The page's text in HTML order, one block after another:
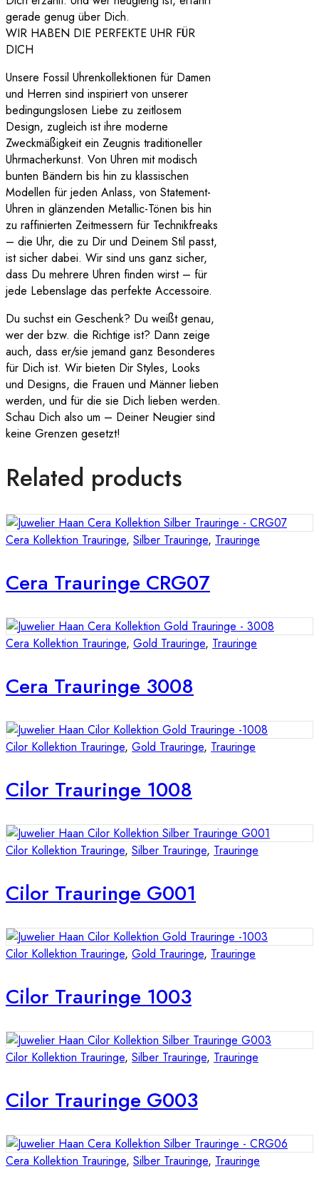
gerade genug über Dich.
WIR HABEN DIE PERFEKTE UHR FÜR
DICH
Unsere Fossil Uhrenkollektionen für Damen
und Herren sind inspiriert von unserer
bedingungslosen Liebe zu zeitlosem
Design, zugleich ist ihre moderne
Zweckmäßigkeit ein Zeugnis traditioneller
Uhrmacherkunst. Von Uhren mit modisch
bunten Bändern bis hin zu klassischen
Modellen für jeden Anlass, von Statement-
Uhren in glänzenden Metallic-Tönen bis hin
zu raffinierten Zeitmessern für Technikfreaks
– die Uhr, die zu Dir und Deinem Stil passt,
ist sicher dabei. Wir sind uns ganz sicher,
dass Du mehrere Uhren finden wirst – für
jede Lebenslage das perfekte Accessoire.
Du suchst ein Geschenk? Du weißt genau,
wer der bzw. die Richtige ist? Dann zeige
auch, dass er/sie jemand ganz Besonderes
für Dich ist. Wir bieten Dir Styles, Looks
und Designs, die Frauen und Männer lieben
werden, und für die sie Dich lieben werden.
Schau Dich also um – Deiner Neugier sind
keine Grenzen gesetzt!
Related products
Cera Kollektion Trauringe, Silber Trauringe, Trauringe
Cera Trauringe CRG07
Cera Kollektion Trauringe, Gold Trauringe, Trauringe
Cera Trauringe 3008
Cilor Kollektion Trauringe, Gold Trauringe, Trauringe
Cilor Trauringe 1008
Cilor Kollektion Trauringe, Silber Trauringe, Trauringe
Cilor Trauringe G001
Cilor Kollektion Trauringe, Gold Trauringe, Trauringe
Cilor Trauringe 1003
Cilor Kollektion Trauringe, Silber Trauringe, Trauringe
Cilor Trauringe G003
Cera Kollektion Trauringe, Silber Trauringe, Trauringe